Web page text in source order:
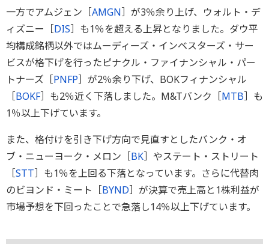
一方でアムジェン［AMGN］が3％余り上げ、ウォルト・デ
ィズニー［DIS］も1％を超える上昇となりました。ダウ平
均構成銘柄以外ではムーディーズ・インベスターズ・サー
ビスが格下げを行ったピナクル・ファイナンシャル・パー
トナーズ［PNFP］が2％余り下げ、BOKフィナンシャル
［BOKF］も2％近く下落しました。M&Tバンク［MTB］も
1％以上下げています。
また、格付けを引き下げ方向で見直すとしたバンク・オ
ブ・ニューヨーク・メロン［BK］やステート・ストリート
［STT］も1％を上回る下落となっています。さらに代替肉
のビヨンド・ミート［BYND］が決算で売上高と1株利益が
市場予想を下回ったことで急落し14％以上下げています。